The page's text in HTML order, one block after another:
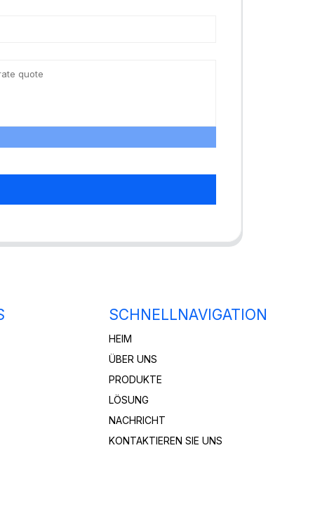
SCHNELLNAVIGATION
HEIM
ÜBER UNS
PRODUKTE
LÖSUNG
NACHRICHT
KONTAKTIEREN SIE UNS